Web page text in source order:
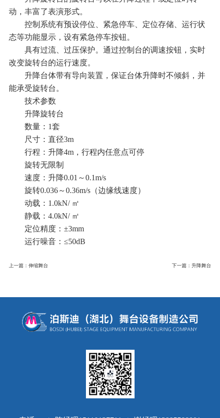
动，丰富了表演形式。
控制系统有预设停位、紧急停车、定位存储、运行状
态等功能显示，设有紧急停车按钮。
具有过流、过压保护。通过控制台的调速按钮，实时
改变旋转台的运行速度。
升降台体带有导向装置，保证台体升降时不倾斜，并
能承受旋转台。
技术参数
升降旋转台
数量：1套
尺寸：直径3m
行程：升降4m，行程内任意点可停
旋转无限制
速度：升降0.01～0.1m/s
旋转0.036～0.36m/s（边缘线速度）
动载： 1.0kN/ ㎡
静载： 4.0kN/ ㎡
定位精度：±3mm
运行噪音：≤50dB
上一篇：伸缩舞台 下一篇：升降舞台